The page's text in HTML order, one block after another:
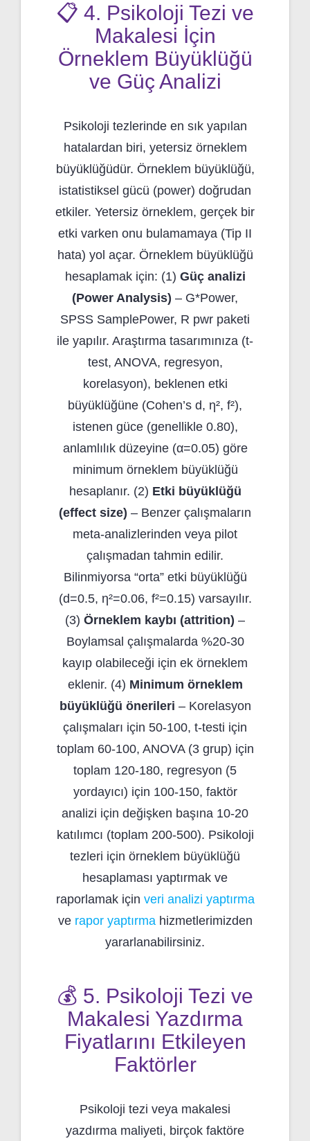
📋 4. Psikoloji Tezi ve
Makalesi İçin
Örneklem Büyüklüğü
ve Güç Analizi
Psikoloji tezlerinde en sık yapılan
hatalardan biri, yetersiz örneklem
büyüklüğüdür. Örneklem büyüklüğü,
istatistiksel gücü (power) doğrudan
etkiler. Yetersiz örneklem, gerçek bir
etki varken onu bulamamaya (Tip II
hata) yol açar. Örneklem büyüklüğü
hesaplamak için: (1) Güç analizi
(Power Analysis) – G*Power,
SPSS SamplePower, R pwr paketi
ile yapılır. Araştırma tasarımınıza (t-
test, ANOVA, regresyon,
korelasyon), beklenen etki
büyüklüğüne (Cohen’s d, η², f²),
istenen güce (genellikle 0.80),
anlamlılık düzeyine (α=0.05) göre
minimum örneklem büyüklüğü
hesaplanır. (2) Etki büyüklüğü
(effect size) – Benzer çalışmaların
meta-analizlerinden veya pilot
çalışmadan tahmin edilir.
Bilinmiyorsa “orta” etki büyüklüğü
(d=0.5, η²=0.06, f²=0.15) varsayılır.
(3) Örneklem kaybı (attrition) –
Boylamsal çalışmalarda %20-30
kayıp olabileceği için ek örneklem
eklenir. (4) Minimum örneklem
büyüklüğü önerileri – Korelasyon
çalışmaları için 50-100, t-testi için
toplam 60-100, ANOVA (3 grup) için
toplam 120-180, regresyon (5
yordayıcı) için 100-150, faktör
analizi için değişken başına 10-20
katılımcı (toplam 200-500). Psikoloji
tezleri için örneklem büyüklüğü
hesaplaması yaptırmak ve
raporlamak için veri analizi yaptırma
ve rapor yaptırmahizmetlerimizden
yararlanabilirsiniz.
💰 5. Psikoloji Tezi ve
Makalesi Yazdırma
Fiyatlarını Etkileyen
Faktörler
Psikoloji tezi veya makalesi
yazdırma maliyeti, birçok faktöre